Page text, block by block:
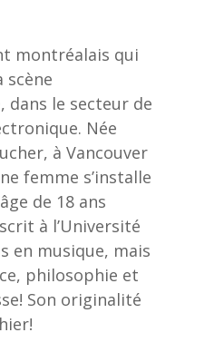
montréalais qui
scène
dans le secteur de
Née
à Vancouver
femme s’installe
de 18 ans
à l’Université
en musique, mais
philosophie et
Son originalité